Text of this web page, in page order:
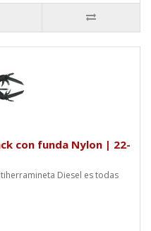
con funda Nylon | 22-
Diesel es todas